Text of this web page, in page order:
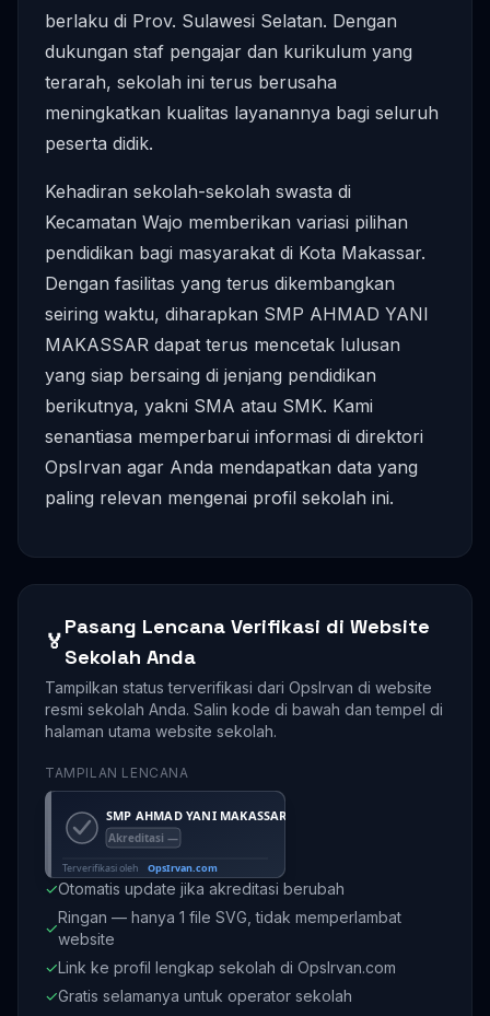
berlaku di Prov. Sulawesi Selatan. Dengan
dukungan staf pengajar dan kurikulum yang
terarah, sekolah ini terus berusaha
meningkatkan kualitas layanannya bagi seluruh
peserta didik.
Kehadiran sekolah-sekolah swasta di
Kecamatan Wajo memberikan variasi pilihan
pendidikan bagi masyarakat di Kota Makassar.
Dengan fasilitas yang terus dikembangkan
seiring waktu, diharapkan SMP AHMAD YANI
MAKASSAR dapat terus mencetak lulusan
yang siap bersaing di jenjang pendidikan
berikutnya, yakni SMA atau SMK. Kami
senantiasa memperbarui informasi di direktori
OpsIrvan agar Anda mendapatkan data yang
paling relevan mengenai profil sekolah ini.
🏅
Pasang Lencana Verifikasi di Website
Sekolah Anda
Tampilkan status terverifikasi dari OpsIrvan di website
resmi sekolah Anda. Salin kode di bawah dan tempel di
halaman utama website sekolah.
TAMPILAN LENCANA
✓Otomatis update jika akreditasi berubah
✓
Ringan — hanya 1 file SVG, tidak memperlambat
website
✓Link ke profil lengkap sekolah di OpsIrvan.com
✓Gratis selamanya untuk operator sekolah